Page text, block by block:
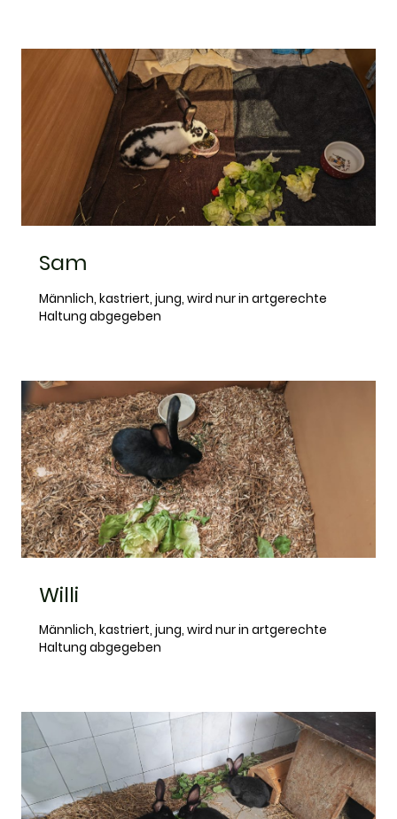
Sam
Männlich, kastriert, jung, wird nur in artgerechte
Haltung abgegeben
Willi
Männlich, kastriert, jung, wird nur in artgerechte
Haltung abgegeben